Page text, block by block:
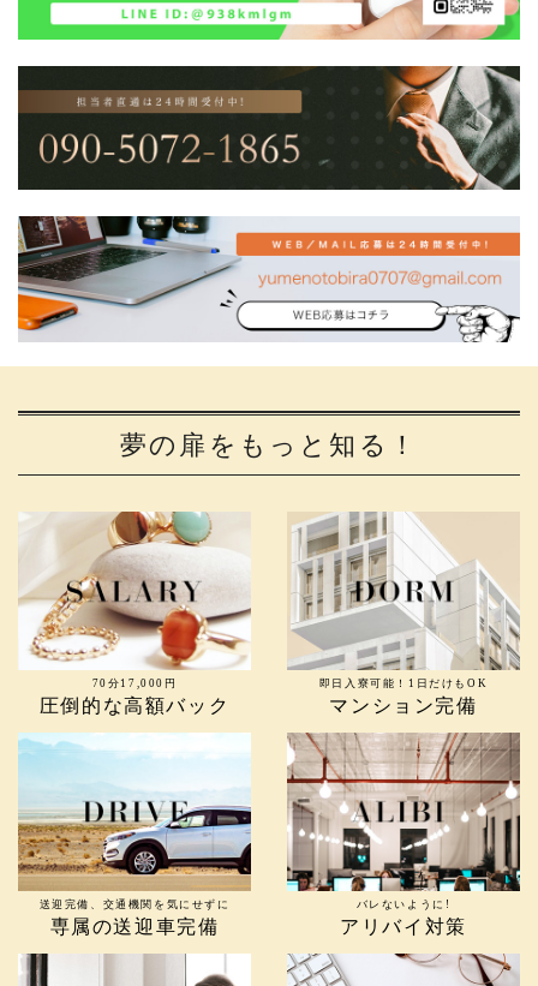
夢の扉をもっと知る！
70分17,000円
圧倒的な高額バック
即日入寮可能！1日だけもOK
マンション完備
送迎完備、交通機関を気にせずに
専属の送迎車完備
バレないように!
アリバイ対策